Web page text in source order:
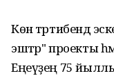
Көн тәртибендә
эштәр" проекты
Еңеүҙең 75